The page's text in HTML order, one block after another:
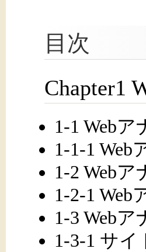
目次
Chapter1
1-1 Web
1-1-1
1-2 Web
1-2-1
1-3 Web
1-3-1 サ